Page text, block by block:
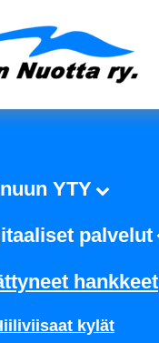
YTY
palvelut
hankkeet
kylät